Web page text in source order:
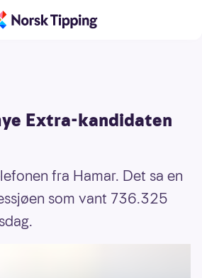
Extra-kandidaten
fra Hamar. Det sa en
som vant 736.325